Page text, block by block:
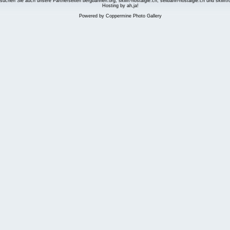
Hosting by ah,ja!
Powered by Coppermine Photo Gallery